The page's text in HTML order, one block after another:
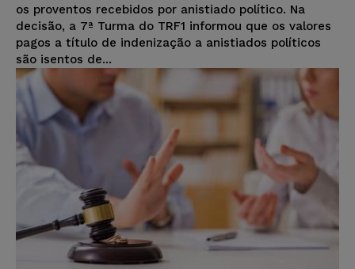
os proventos recebidos por anistiado político. Na
decisão, a 7ª Turma do TRF1 informou que os valores
pagos a título de indenização a anistiados políticos
são isentos de...